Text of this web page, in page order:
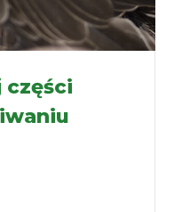
części